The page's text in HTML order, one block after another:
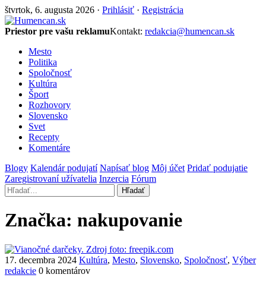
štvrtok, 6. augusta 2026 · Prihlásiť · Registrácia
Priestor pre vašu reklamuKontakt: redakcia@humencan.sk
Mesto
Politika
Spoločnosť
Kultúra
Šport
Rozhovory
Slovensko
Svet
Recepty
Komentáre
Blogy Kalendár podujatí Napísať blog Môj účet Pridať podujatie
Zaregistrovaní užívatelia Inzercia Fórum
Hľadať
Značka: nakupovanie
17. decembra 2024 Kultúra, Mesto, Slovensko, Spoločnosť, Výber
redakcie 0 komentárov